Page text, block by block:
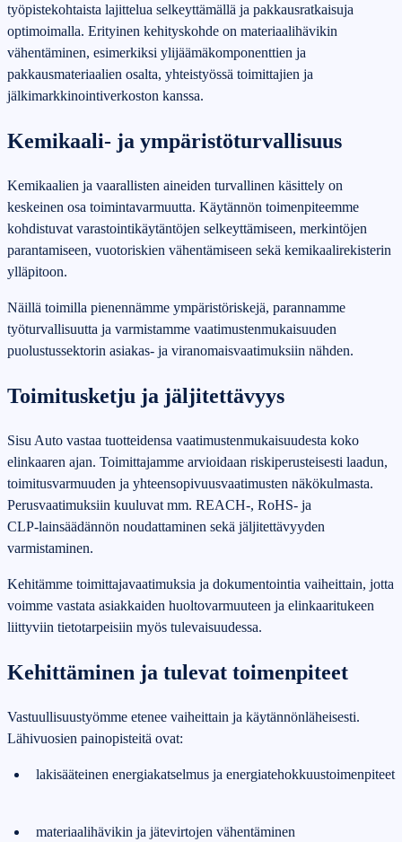
työpistekohtaista lajittelua selkeyttämällä ja pakkausratkaisuja
optimoimalla. Erityinen kehityskohde on materiaalihävikin
vähentäminen, esimerkiksi ylijäämäkomponenttien ja
pakkausmateriaalien osalta, yhteistyössä toimittajien ja
jälkimarkkinointiverkoston kanssa.
Kemikaali‑ ja ympäristöturvallisuus
Kemikaalien ja vaarallisten aineiden turvallinen käsittely on
keskeinen osa toimintavarmuutta. Käytännön toimenpiteemme
kohdistuvat varastointikäytäntöjen selkeyttämiseen, merkintöjen
parantamiseen, vuotoriskien vähentämiseen sekä kemikaalirekisterin
ylläpitoon.
Näillä toimilla pienennämme ympäristöriskejä, parannamme
työturvallisuutta ja varmistamme vaatimustenmukaisuuden
puolustussektorin asiakas‑ ja viranomaisvaatimuksiin nähden.
Toimitusketju ja jäljitettävyys
Sisu Auto vastaa tuotteidensa vaatimustenmukaisuudesta koko
elinkaaren ajan. Toimittajamme arvioidaan riskiperusteisesti laadun,
toimitusvarmuuden ja yhteensopivuusvaatimusten näkökulmasta.
Perusvaatimuksiin kuuluvat mm. REACH‑, RoHS‑ ja
CLP‑lainsäädännön noudattaminen sekä jäljitettävyyden
varmistaminen.
Kehitämme toimittajavaatimuksia ja dokumentointia vaiheittain, jotta
voimme vastata asiakkaiden huoltovarmuuteen ja elinkaaritukeen
liittyviin tietotarpeisiin myös tulevaisuudessa.
Kehittäminen ja tulevat toimenpiteet
Vastuullisuustyömme etenee vaiheittain ja käytännönläheisesti.
Lähivuosien painopisteitä ovat:
lakisääteinen energiakatselmus ja energiatehokkuustoimenpiteet
materiaalihävikin ja jätevirtojen vähentäminen